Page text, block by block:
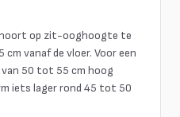
hoort op zit-ooghoogte te
vanaf de vloer. Voor een
50 tot 55 cm hoog
iets lager rond 45 tot 50